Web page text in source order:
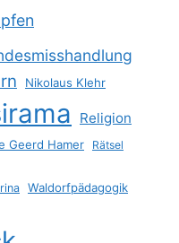
Nikolaus Klehr
Religion
Geerd Hamer Rätsel
Waldorfpädagogik